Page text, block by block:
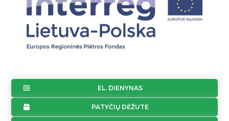
EL. DIENYNAS
PATYČIŲ DĖŽUTĖ